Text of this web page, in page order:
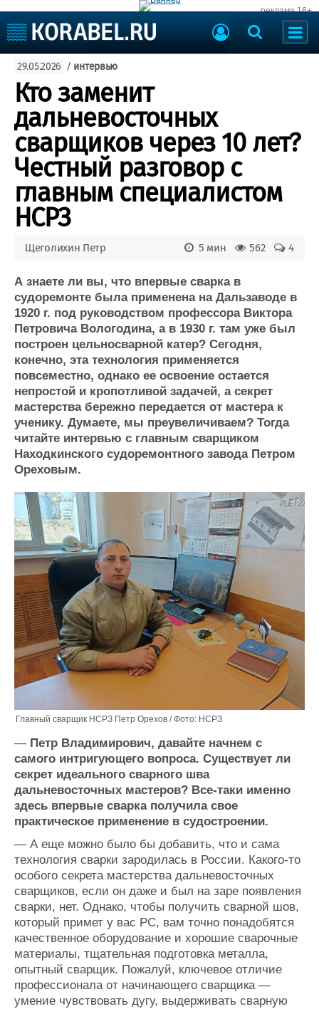
реклама 16+
Судоходство
Судоремонт
События
Порты
Рыболовство
ВМФ
Образование
Яхты и катера
Еще
Судостроение
Пульс
Новости
Репутация
Работа
Крюинг
Журнал
Реклама
Продажа флота
Изделия
Материалы
Услуги
Конференции
Выставки и семинары
Личности
Словарь
Флот
Галерея флота
Форум
Отзывы
Все службы
29.05.2026 / интервью
Кто заменит
дальневосточных
сварщиков через 10 лет?
Честный разговор с
главным специалистом
НСРЗ
Щеголихин Петр 4
562
5 мин
А знаете ли вы, что впервые сварка в
судоремонте была применена на Дальзаводе в
1920 г. под руководством профессора Виктора
Петровича Вологодина, а в 1930 г. там уже был
построен цельносварной катер? Сегодня,
конечно, эта технология применяется
повсеместно, однако ее освоение остается
непростой и кропотливой задачей, а секрет
мастерства бережно передается от мастера к
ученику. Думаете, мы преувеличиваем? Тогда
читайте интервью с главным сварщиком
Находкинского судоремонтного завода Петром
Ореховым.
Главный сварщик НСРЗ Петр Орехов / Фото: НСРЗ
— Петр Владимирович, давайте начнем с
самого интригующего вопроса. Существует ли
секрет идеального сварного шва
дальневосточных мастеров? Все-таки именно
здесь впервые сварка получила свое
практическое применение в судостроении.
— А еще можно было бы добавить, что и сама
технология сварки зародилась в России. Какого-то
особого секрета мастерства дальневосточных
сварщиков, если он даже и был на заре появления
сварки, нет. Однако, чтобы получить сварной шов,
который примет у вас РС, вам точно понадобятся
качественное оборудование и хорошие сварочные
материалы, тщательная подготовка металла,
опытный сварщик. Пожалуй, ключевое отличие
профессионала от начинающего сварщика —
умение чувствовать дугу, выдерживать сварную